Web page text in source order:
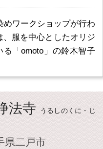
めワークショップが行わ
服を中心としたオリジ
「omoto」の鈴木智子
法寺
うるしのくに・じ
県二戸市